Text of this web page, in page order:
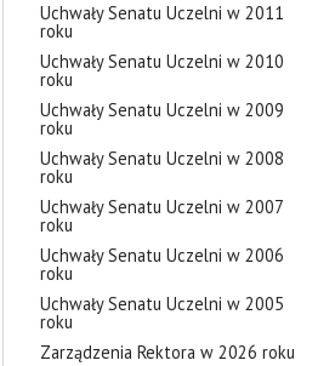
Uchwały Senatu Uczelni w 2011
roku
Uchwały Senatu Uczelni w 2010
roku
Uchwały Senatu Uczelni w 2009
roku
Uchwały Senatu Uczelni w 2008
roku
Uchwały Senatu Uczelni w 2007
roku
Uchwały Senatu Uczelni w 2006
roku
Uchwały Senatu Uczelni w 2005
roku
Zarządzenia Rektora w 2026 roku